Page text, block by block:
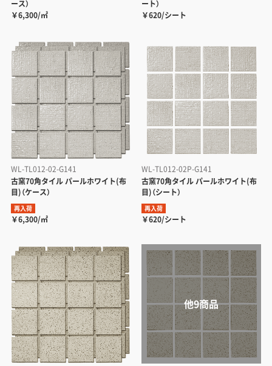
ース）
￥6,300/㎡
ート）
￥620/シート
WL-TL012-02-G141
古窯70角タイル パールホワイト(布
目)（ケース）
再入荷
￥6,300/㎡
WL-TL012-02P-G141
古窯70角タイル パールホワイト(布
目)（シート）
再入荷
￥620/シート